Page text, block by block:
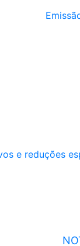
e reduções